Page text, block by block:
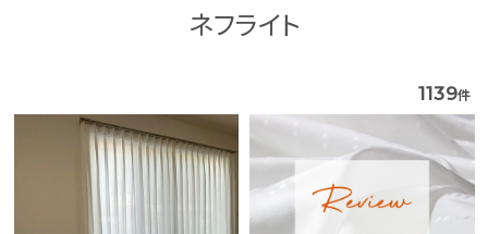
お問い合わせ
ネフライト
1139件